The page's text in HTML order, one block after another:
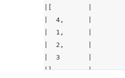
|  4,      |
|  1,      |
|  2,      |
|  3       |
|]         |